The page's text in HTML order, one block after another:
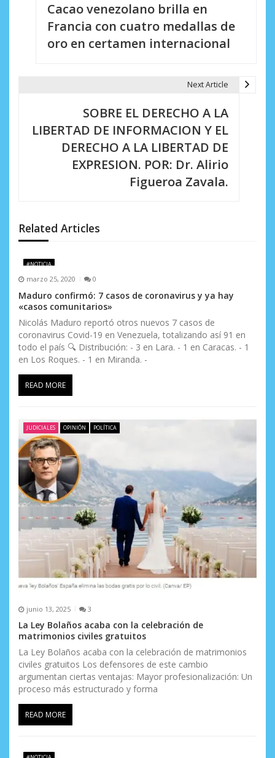
e
e
n
t
r
a
d
a
Cacao venezolano brilla en
Francia con cuatro medallas de
oro en certamen internacional
Next Article
SOBRE EL DERECHO A LA
LIBERTAD DE INFORMACION Y EL
DERECHO A LA LIBERTAD DE
EXPRESION. POR: Dr. Alirio
Figueroa Zavala.
Related Articles
#NOTICIA
marzo 25, 2020 0
Maduro confirmó: 7 casos de coronavirus y ya hay
«casos comunitarios»
Nicolás Maduro reportó otros nuevos 7 casos de
coronavirus Covid-19 en Venezuela, totalizando así 91 en
todo el país 🔍 Distribución: - 3 en Lara. - 1 en Caracas. - 1
en Los Roques. - 1 en Miranda. -
READ MORE
JUDICIALES OPINIÓN POLÍTICA
junio 13, 2025 3
La Ley Bolaños acaba con la celebración de
matrimonios civiles gratuitos
La Ley Bolaños acaba con la celebración de matrimonios
civiles gratuitos Los defensores de este cambio
argumentan ciertas ventajas: Mayor profesionalización: Un
proceso más estructurado y forma
READ MORE